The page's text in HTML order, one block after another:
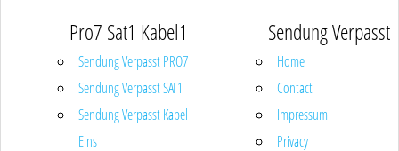
Pro7 Sat1 Kabel1
Sendung Verpasst PRO7
Sendung Verpasst SAT1
Sendung Verpasst Kabel
Eins
Sendung Verpasst
Home
Contact
Impressum
Privacy